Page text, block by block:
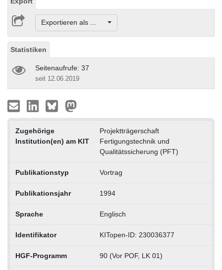
Exportieren als ...
Statistiken
Seitenaufrufe: 37
seit 12.06.2019
Zugehörige
Institution(en) am KIT
Projektträgerschaft
Fertigungstechnik und
Qualitätssicherung (PFT)
Publikationstyp Vortrag
Publikationsjahr 1994
Sprache Englisch
Identifikator KITopen-ID: 230036377
HGF-Programm 90 (Vor POF, LK 01)